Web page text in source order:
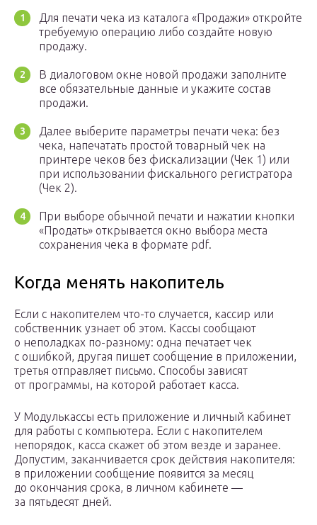
Для печати чека из каталога «Продажи» откройте
требуемую операцию либо создайте новую
продажу.
В диалоговом окне новой продажи заполните
все обязательные данные и укажите состав
продажи.
Далее выберите параметры печати чека: без
чека, напечатать простой товарный чек на
принтере чеков без фискализации (Чек 1) или
при использовании фискального регистратора
(Чек 2).
При выборе обычной печати и нажатии кнопки
«Продать» открывается окно выбора места
сохранения чека в формате pdf.
Когда менять накопитель
Если с накопителем что-то случается, кассир или
собственник узнает об этом. Кассы сообщают
о неполадках по-разному: одна печатает чек
с ошибкой, другая пишет сообщение в приложении,
третья отправляет письмо. Способы зависят
от программы, на которой работает касса.
У Модулькассы есть приложение и личный кабинет
для работы с компьютера. Если с накопителем
непорядок, касса скажет об этом везде и заранее.
Допустим, заканчивается срок действия накопителя:
в приложении сообщение появится за месяц
до окончания срока, в личном кабинете —
за пятьдесят дней.